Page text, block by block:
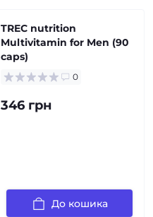
TREC nutrition
Multivitamin for Men (90
caps)
0
346 грн
До кошика